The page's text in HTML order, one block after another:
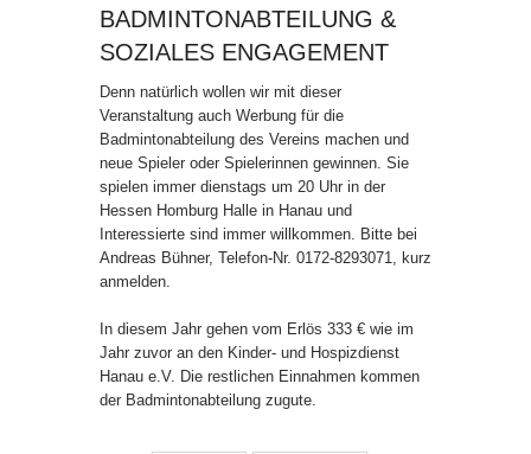
BADMINTONABTEILUNG &
SOZIALES ENGAGEMENT
Denn natürlich wollen wir mit dieser
Veranstaltung auch Werbung für die
Badmintonabteilung des Vereins machen und
neue Spieler oder Spielerinnen gewinnen. Sie
spielen immer dienstags um 20 Uhr in der
Hessen Homburg Halle in Hanau und
Interessierte sind immer willkommen. Bitte bei
Andreas Bühner, Telefon-Nr. 0172-8293071, kurz
anmelden.
In diesem Jahr gehen vom Erlös 333 € wie im
Jahr zuvor an den Kinder- und Hospizdienst
Hanau e.V. Die restlichen Einnahmen kommen
der Badmintonabteilung zugute.